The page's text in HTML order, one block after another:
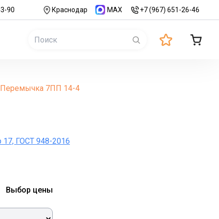
90 Краснодар MAX +7 (967) 651-26-46
Перемычка 7ПП 14-4
17, ГОСТ 948-2016
Выбор цены